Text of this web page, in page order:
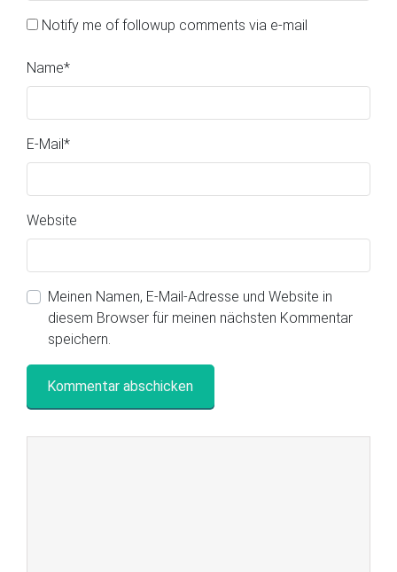
Notify me of followup comments via e-mail
Name*
E-Mail *
Website
Meinen Namen, E-Mail-Adresse und Website in
diesem Browser für meinen nächsten Kommentar
speichern.